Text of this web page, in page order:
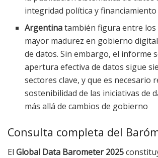
integridad política y
Argentinatambién figura entre los
mayor madurez en gobierno
de datos. Sin embargo, el informe
apertura efectiva de datos sigue
sectores clave, y que es necesario
sostenibilidad de las iniciativas de
más allá de cambios de gobierno
Consulta completa del
El Global Data Barometer 2025